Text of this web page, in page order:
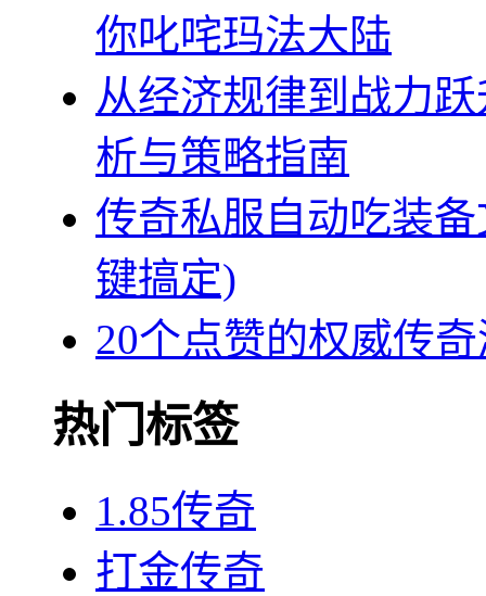
你叱咤玛法大陆
从经济规律到战力
析与策略指南
传奇私服自动吃装
键搞定)
20个点赞的权威传
热门标签
1.85传奇
打金传奇